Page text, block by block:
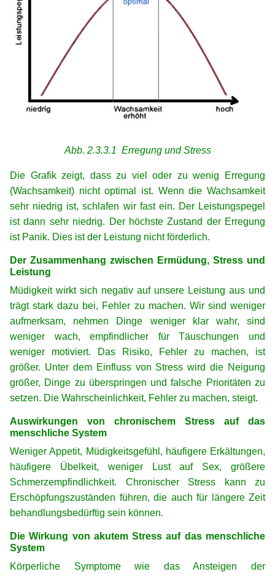
Abb. 2.3.3.1 Erregung und Stress
Die Grafik zeigt, dass zu viel oder zu wenig Erregung
(Wachsamkeit) nicht optimal ist. Wenn die Wachsamkeit
sehr niedrig ist, schlafen wir fast ein. Der Leistungspegel
ist dann sehr niedrig. Der höchste Zustand der Erregung
ist Panik. Dies ist der Leistung nicht förderlich.
Der Zusammenhang zwischen Ermüdung, Stress und
Leistung
Müdigkeit wirkt sich negativ auf unsere Leistung aus und
trägt stark dazu bei, Fehler zu machen. Wir sind weniger
aufmerksam, nehmen Dinge weniger klar wahr, sind
weniger wach, empfindlicher für Täuschungen und
weniger motiviert. Das Risiko, Fehler zu machen, ist
größer. Unter dem Einfluss von Stress wird die Neigung
größer, Dinge zu überspringen und falsche Prioritäten zu
setzen. Die Wahrscheinlichkeit, Fehler zu machen, steigt.
Auswirkungen von chronischem Stress auf das
menschliche System
Weniger Appetit, Müdigkeitsgefühl, häufigere Erkältungen,
häufigere Übelkeit, weniger Lust auf Sex, größere
Schmerzempfindlichkeit. Chronischer Stress kann zu
Erschöpfungszuständen führen, die auch für längere Zeit
behandlungsbedürftig sein können.
Die Wirkung von akutem Stress auf das menschliche
System
Körperliche Symptome wie das Ansteigen der